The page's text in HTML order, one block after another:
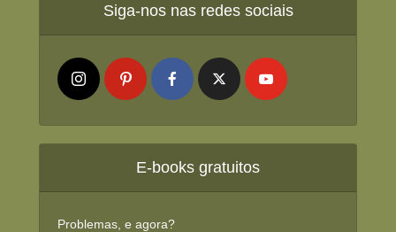
Siga-nos nas redes sociais
E-books gratuitos
Problemas, e agora?